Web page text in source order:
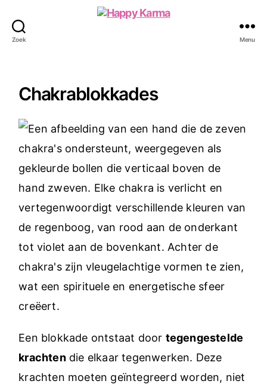
Zoek Menu
Chakrablokkades
Een blokkade ontstaat door tegengestelde
krachtendie elkaar tegenwerken. Deze
krachten moeten geïntegreerd worden, niet